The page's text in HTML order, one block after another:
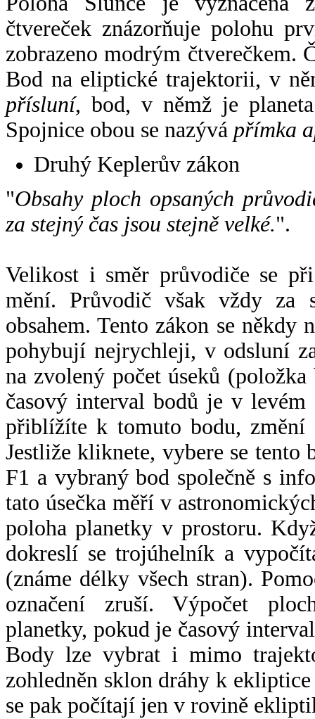
čtvereček znázorňuje polohu
zobrazeno modrým čtverečkem.
Bod na eliptické trajektorii, v
přísluní, bod, v němž je
Spojnice obou se nazývá přímka
Druhý Keplerův zákon
"Obsahy ploch opsaných
za stejný čas jsou stejně velké.".
Velikost i směr průvodiče se
mění. Průvodič však vždy za
obsahem. Tento zákon se někdy
pohybují nejrychleji, v odsluní
na zvolený počet úseků
časový interval bodů je v
přiblížíte k tomuto bodu,
Jestliže kliknete, vybere se tento
F1 a vybraný bod společně s
tato úsečka měří v
poloha planetky v prostoru.
dokreslí se trojúhelník a
(známe délky všech stran).
označení zruší. Výpočet
planetky, pokud je časový
Body lze vybrat i mimo
zohledněn sklon dráhy k
se pak počítají jen v rovině